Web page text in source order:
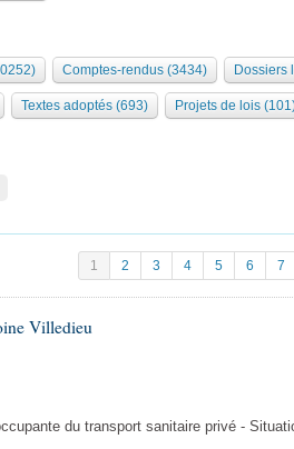
Comptes-rendus (3434) Dossiers
Textes adoptés (693) Projets de lois
1 2 3 4 5 6 7
Villedieu
du transport sanitaire privé -